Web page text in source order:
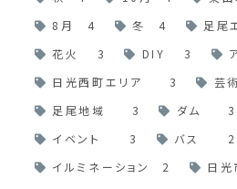
8月
4 冬 4 足尾
花火
3 DIY 3
日光西町エリア
3 芸術
足尾地域
3 ダム 3
イベント
3 バス 2
イルミネーション
2 日光